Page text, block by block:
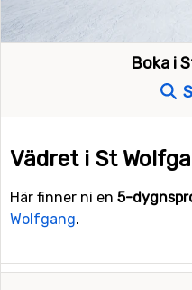
Boka i
Vädret i St
Här finner ni en 5-
Wolfgang.